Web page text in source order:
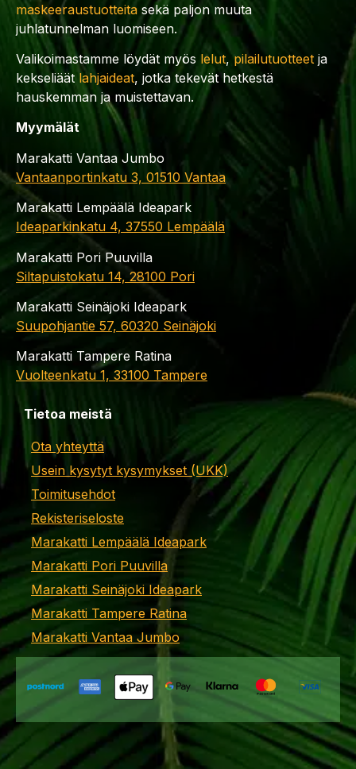
maskeeraustuotteita sekä paljon muuta
juhlatunnelman luomiseen.
Valikoimastamme löydät myös lelut,pilailutuotteet ja
kekseliäät lahjaideat, jotka tekevät hetkestä
hauskemman ja muistettavan.
Myymälät
Marakatti Vantaa Jumbo
Vantaanportinkatu 3, 01510 Vantaa
Marakatti Lempäälä Ideapark
Ideaparkinkatu 4, 37550 Lempäälä
Marakatti Pori Puuvilla
Siltapuistokatu 14, 28100 Pori
Marakatti Seinäjoki Ideapark
Suupohjantie 57, 60320 Seinäjoki
Marakatti Tampere Ratina
Vuolteenkatu 1, 33100 Tampere
Tietoa meistä
Ota yhteyttä
Usein kysytyt kysymykset (UKK)
Toimitusehdot
Rekisteriseloste
Marakatti Lempäälä Ideapark
Marakatti Pori Puuvilla
Marakatti Seinäjoki Ideapark
Marakatti Tampere Ratina
Marakatti Vantaa Jumbo